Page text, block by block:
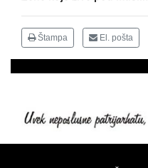
Štampa El. pošta